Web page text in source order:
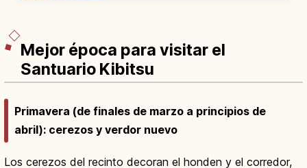
Mejor época para visitar el
Santuario Kibitsu
Primavera (de finales de marzo a principios de
abril): cerezos y verdor nuevo
Los cerezos del recinto decoran el honden y el corredor,